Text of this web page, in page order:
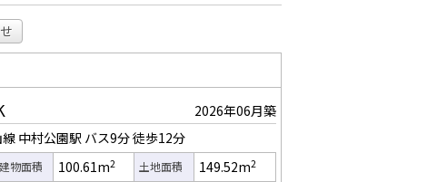
2026年06月築
中村公園駅 バス9分徒歩12分
建物面積 100.61m2 土地面積 149.52m2